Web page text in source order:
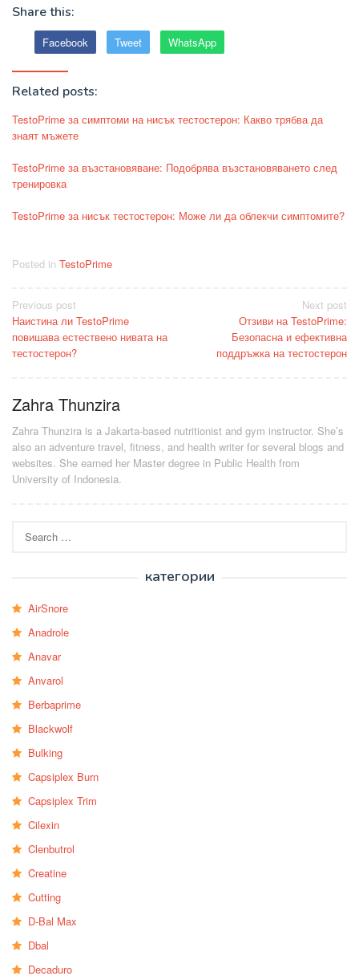
Share this:
Facebook Tweet WhatsApp
Related posts:
TestoPrime за симптоми на нисък тестостерон: Какво трябва да
знаят мъжете
TestoPrime за възстановяване: Подобрява възстановяването след
тренировка
TestoPrime за нисък тестостерон: Може ли да облекчи симптомите?
Posted in TestoPrime
Post
navigation
Previous post
Наистина ли TestoPrime
повишава естествено нивата на
тестостерон?
Next post
Отзиви на TestoPrime:
Безопасна и ефективна
поддръжка на тестостерон
Zahra Thunzira
Zahra Thunzira is a Jakarta-based nutritionist and gym instructor. She’s
also an adventure travel, fitness, and health writer for several blogs and
websites. She earned her Master degree in Public Health from
University of Indonesia.
for:
категории
AirSnore
Anadrole
Anavar
Anvarol
Berbaprime
Blackwolf
Bulking
Capsiplex Burn
Capsiplex Trim
Cilexin
Clenbutrol
Creatine
Cutting
D-Bal Max
Dbal
Decaduro